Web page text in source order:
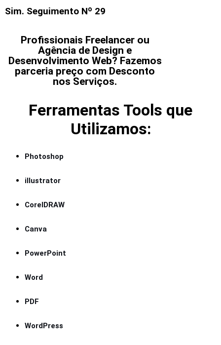
Sim. Seguimento Nº 29
Profissionais Freelancer ou
Agência de Design e
Desenvolvimento Web? Fazemos
parceria preço com Desconto
nos Serviços.
Ferramentas Tools que
Utilizamos:
Photoshop
illustrator
CorelDRAW
Canva
PowerPoint
Word
PDF
WordPress